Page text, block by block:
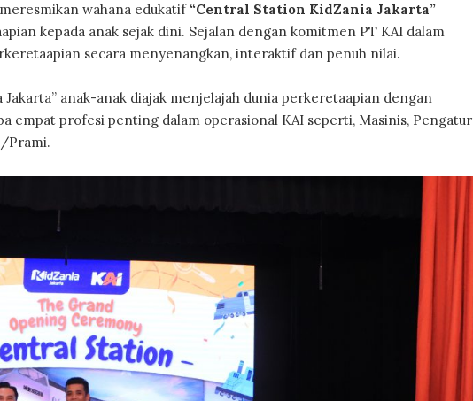
meresmikan wahana edukatif “Central Station KidZania Jakarta”
kepada anak sejak dini. Sejalan dengan komitmen PT KAI dalam
secara menyenangkan, interaktif dan penuh nilai.
anak-anak diajak menjelajah dunia perkeretaapian dengan
empat profesi penting dalam operasional KAI seperti, Masinis, Pengatur
Prami.